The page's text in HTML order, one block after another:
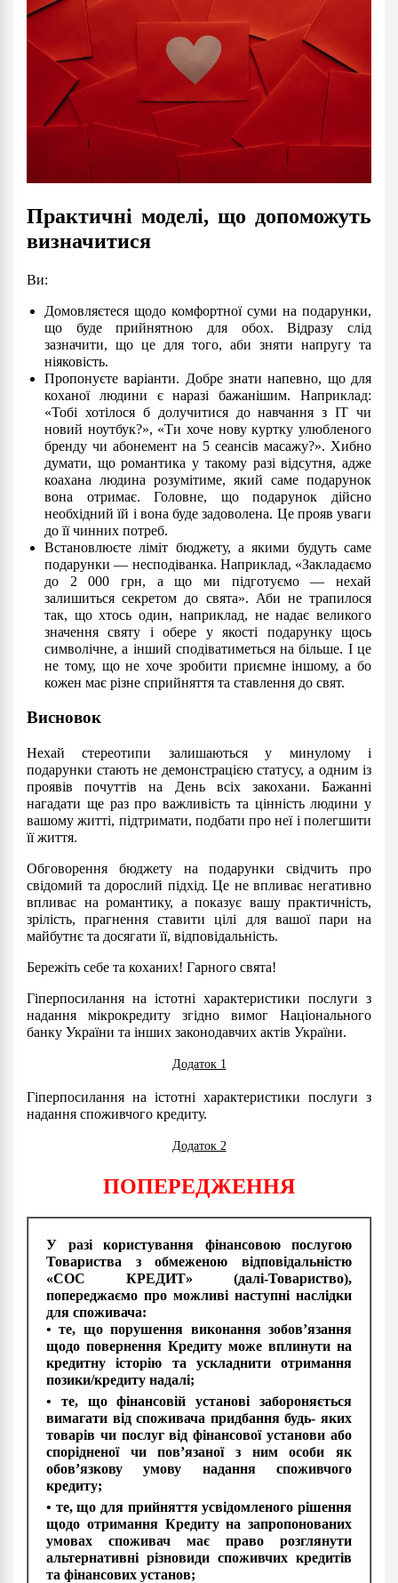
Практичні моделі, що допоможуть
визначитися
Ви:
Домовляєтеся щодо комфортної суми на подарунки,
що буде прийнятною для обох. Відразу слід
зазначити, що це для того, аби зняти напругу та
ніяковість.
Пропонуєте варіанти. Добре знати напевно, що для
коханої людини є наразі бажанішим. Наприклад:
«Тобі хотілося б долучитися до навчання з IT чи
новий ноутбук?», «Ти хоче нову куртку улюбленого
бренду чи абонемент на 5 сеансів масажу?». Хибно
думати, що романтика у такому разі відсутня, адже
коахана людина розумітиме, який саме подарунок
вона отримає. Головне, що подарунок дійсно
необхідний їй і вона буде задоволена. Це прояв уваги
до її чинних потреб.
Встановлюєте ліміт бюджету, а якими будуть саме
подарунки — несподіванка. Наприклад, «Закладаємо
до 2 000 грн, а що ми підготуємо — нехай
залишиться секретом до свята». Аби не трапилося
так, що хтось один, наприклад, не надає великого
значення святу і обере у якості подарунку щось
символічне, а інший сподіватиметься на більше. І це
не тому, що не хоче зробити приємне іншому, а бо
кожен має різне сприйняття та ставлення до свят.
Висновок
Нехай стереотипи залишаються у минулому і
подарунки стають не демонстрацією статусу, а одним із
проявів почуттів на День всіх закохани. Бажанні
нагадати ще раз про важливість та цінність людини у
вашому житті, підтримати, подбати про неї і полегшити
її життя.
Обговорення бюджету на подарунки свідчить про
свідомий та дорослий підхід. Це не впливає негативно
впливає на романтику, а показує вашу практичність,
зрілість, прагнення ставити цілі для вашої пари на
майбутнє та досягати її, відповідальність.
Бережіть себе та коханих! Гарного свята!
Гіперпосилання на істотні характеристики послуги з
надання мікрокредиту згідно вимог Національного
банку України та інших законодавчих актів України.
Додаток 1
Гіперпосилання на істотні характеристики послуги з
надання споживчого кредиту.
Додаток 2
ПОПЕРЕДЖЕННЯ
У разі користування фінансовою послугою
Товариства з обмеженою відповідальністю
«СОС КРЕДИТ» (далі-Товариство),
попереджаємо про можливі наступні наслідки
для споживача:
• те, що порушення виконання зобов’язання
щодо повернення Кредиту може вплинути на
кредитну історію та ускладнити отримання
позики/кредиту надалі;
• те, що фінансовій установі забороняється
вимагати від споживача придбання будь- яких
товарів чи послуг від фінансової установи або
спорідненої чи пов’язаної з ним особи як
обов’язкову умову надання споживчого
кредиту;
• те, що для прийняття усвідомленого рішення
щодо отримання Кредиту на запропонованих
умовах споживач має право розглянути
альтернативні різновиди споживчих кредитів
та фінансових установ;